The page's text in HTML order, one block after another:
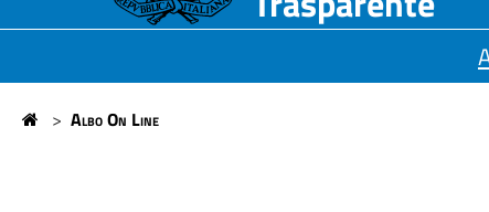
Stagi
Sezioni
Principali
Home
> Albo On Line